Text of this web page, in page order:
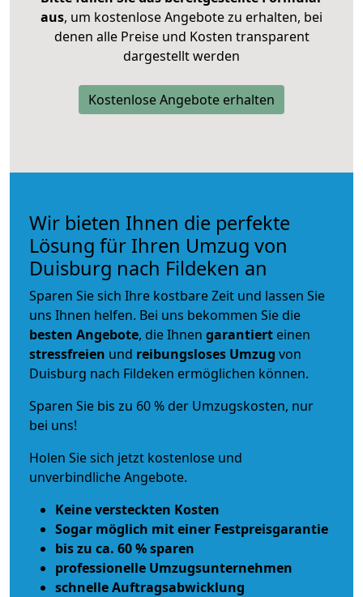
aus, um kostenlose Angebote zu erhalten, bei
denen alle Preise und Kosten transparent
dargestellt werden
Kostenlose Angebote erhalten
Wir bieten Ihnen die perfekte
Lösung für Ihren Umzug von
Duisburg nach Fildeken an
Sparen Sie sich Ihre kostbare Zeit und lassen Sie
uns Ihnen helfen. Bei uns bekommen Sie die
besten Angebote, die Ihnen garantiert einen
stressfreien und reibungsloses Umzug von
Duisburg nach Fildeken ermöglichen können.
Sparen Sie bis zu 60 % der Umzugskosten, nur
bei uns!
Holen Sie sich jetzt kostenlose und
unverbindliche Angebote.
Keine versteckten Kosten
Sogar möglich mit einer Festpreisgarantie
bis zu ca. 60 % sparen
professionelle Umzugsunternehmen
schnelle Auftragsabwicklung